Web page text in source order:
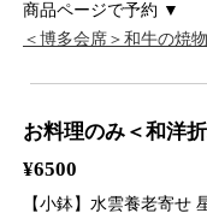
商品ページで予約 ▼
＜博多会席＞和牛の焼
お料理のみ＜和洋
¥6500
【小鉢】水雲養老寄せ